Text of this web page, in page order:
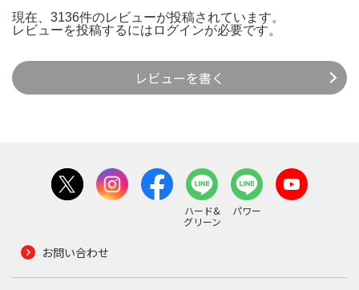
現在、3136件のレビューが投稿されています。
レビューを投稿するには ログインが必要です。
レビューを書く
ハード&
グリーン
パワー
お問い合わせ